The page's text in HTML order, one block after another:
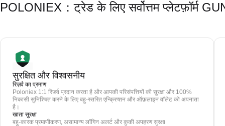
POLONIEX：ट्रेड के लिए सर्वोत्तम प्लेटफ़ॉर्म
सुरक्षित और विश्वसनीय
रिज़र्व का प्रमाण
Poloniex 1:1 रिजर्व प्रदान करता है और आपकी परिसंपत्तियों की सुरक्षा और 100%
निकासी सुनिश्चित करने के लिए बहु-स्तरित एन्क्रिप्शन और ऑफ़लाइन वॉलेट को अपनाता
है।
खाता सुरक्षा
बहु-कारक प्रमाणीकरण, असामान्य लॉगिन अलर्ट और कुकी अपहरण सुरक्षा